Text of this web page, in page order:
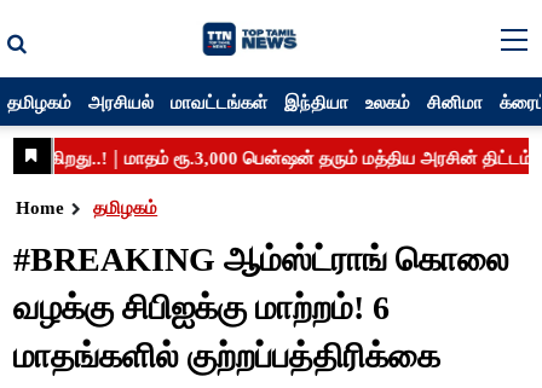
தமிழகம் அரசியல் மாவட்டங்கள் இந்தியா உலகம் சினிமா
Home தமிழகம்
#BREAKING ஆம்ஸ்ட்ராங் கொலை
வழக்கு சிபிஐக்கு மாற்றம்! 6
மாதங்களில் குற்றப்பத்திரிக்கை